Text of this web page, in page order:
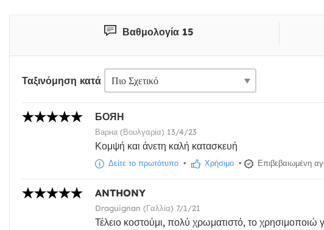
Βαθμολογία 15
Ταξινόμηση κατά
БОЯН
Варна (Βουλγαρία) 13/4/23
Κομψή και άνετη καλή κατασκευή
Δείτε το πρωτότυπο • Χρήσιμο • Επιβεβαιωμένη
ANTHONY
Draguignan (Γαλλία) 7/1/21
Τέλειο κοστούμι, πολύ χρωματιστό, το χρησιμοποιώ